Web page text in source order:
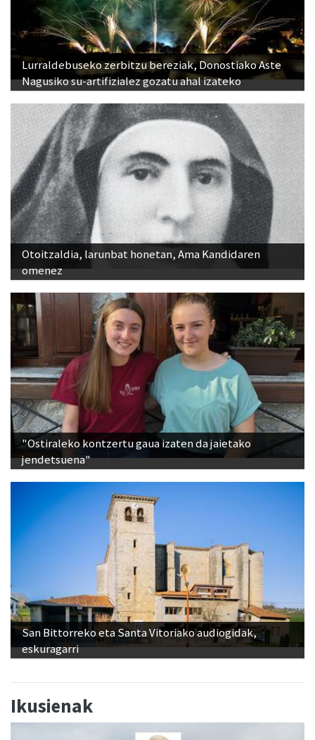
Lurraldebuseko zerbitzu bereziak, Donostiako Aste
Nagusiko su-artifizialez gozatu ahal izateko
Otoitzaldia, larunbat honetan, Ama Kandidaren
omenez
"Ostiraleko kontzertu gaua izaten da jaietako
jendetsuena"
San Bittorreko eta Santa Vitoriako audiogidak,
eskuragarri
Ikusienak